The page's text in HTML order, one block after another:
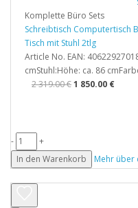
Komplette Büro Sets
Schreibtisch Computertisch
Tisch mit Stuhl 2tlg
Article No. EAN:
cmStuhl:Höhe: ca. 86
2 319.00 €1 850.00 €
-
+
In den Warenkorb
Mehr über